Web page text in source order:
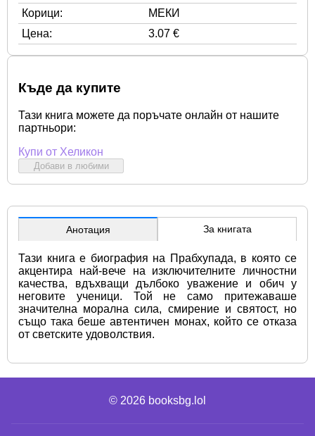
Корици:
МЕКИ
Цена:
3.07 €
Къде да купите
Тази книга можете да поръчате онлайн от нашите
партньори:
Купи от Хеликон
Добави в любими
Анотация За книгата
Тази книга е биография на Прабхупада, в която се
акцентира най-вече на изключителните личностни
качества, вдъхващи дълбоко уважение и обич у
неговите ученици. Той не само притежаваше
значителна морална сила, смирение и святост, но
също така беше автентичен монах, който се отказа
от светските удоволствия.
© 2026 booksbg.lol